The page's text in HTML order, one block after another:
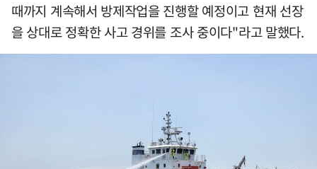
때까지 계속해서 방제작업을 진행할 예정이고 현재 선장
을 상대로 정확한 사고 경위를 조사 중이다"라고 말했다.